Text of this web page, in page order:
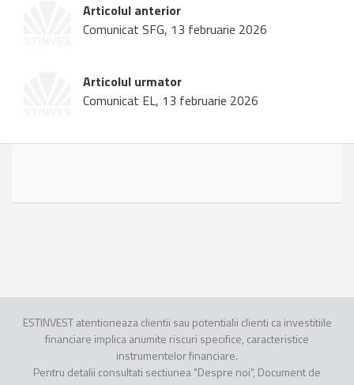
Articolul anterior
Comunicat SFG, 13 februarie 2026
Articolul urmator
Comunicat EL, 13 februarie 2026
ESTINVEST atentioneaza clientii sau potentialii clienti ca investitiile
financiare implica anumite riscuri specifice, caracteristice
instrumentelor financiare.
Pentru detalii consultati sectiunea "Despre noi", Document de